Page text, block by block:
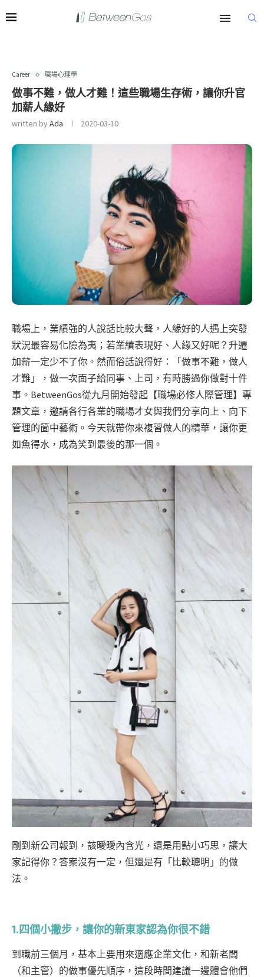
Career 職場心理學
做事不難，做人才難！這些職場生存術，讓你升官
加薪人緣好
written byAda 2020-03-10
職場上，業績強的人說話比較大聲，人緣好的人遇上突發
狀況最容易化險為夷；若業績表現好、人緣又好呢？升遷
加薪一定少不了你。然而俗話說得好：「做事不難，做人
才難」，做一次面子給同事、上司，有時勝過你做對十件
事。BetweenGos從九月開始發起【職場必修人際管理】專
題文章，邀請各行各業的職場才女與我們分享向上、向下
管理的箇中藝術。今天就帶你來複習做人的精華，讓你更
如魚得水，成為笑到最後的那一個。
剛到新公司報到，該曖曖內含光，還是用點小巧思，讓大
家記得你？答案沒有一定，但還是有「比較聰明」的做
法。
1.四個小撇步，讓你的新東家認為你很不錯
到職前三個月，基本上要用來適應企業文化，和新老闆
（和主管）的做事優先順序，這段時間建議一邊體會他們